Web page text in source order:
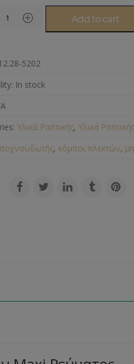
Add to cart
5202
In stock
Υλικά Ραπτικής, Υλικά Ραπτικής
, κόμποι πλεκτών,